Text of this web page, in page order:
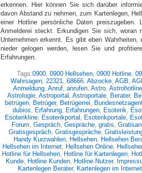
erkennen. Hier können Sie sich darüber
davon Abstand zu nehmen, zum Kartenlegen,
einer Hotline persönliche Daten
Anmelderei steckt. Erkundigen Sie sich, woran
Unternehmen erkennt. Es gibt eben
nieder gelogen werden, lesen Sie und
Erfahrungen.
Tags:0900, 0900 Hellsehen, 0900 Hotline,
Wahrsagen, 22321, 68666, Abzocke, AGB,
Anmeldung, Anruf, anrufen, Astro, Astrohotline
Astrologie, Astroportal , Astroportale, Berater,
betrügen, Betrüger, Betrügerrei,
dubios, Erfahrung, Erfahrungen, Esoterik,
Esoterikline, Esoterikportal , Esoterikportale,
Forum, Gespräch, Gespräche, gratis,
Gratisgespräch, Gratisgespräche,
Handy Kurzwahlen, Hellsehen, Hellsehen
Hellsehen im Internet, Hellsehen Online, Hellseher
Hotline für Hellsehen, Hotline für Kartenlegen,
Kunde, Hotline Kunden, Hotline Nutzer,
Kartenlegen Berater, Kartenlegen im Internet